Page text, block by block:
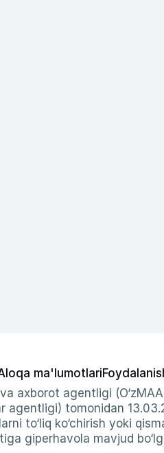
ma'lumotlari
axborot agentligi
agentligi) tomonidan
to‘liq ko‘chirish yoki
giperhavola mavjud